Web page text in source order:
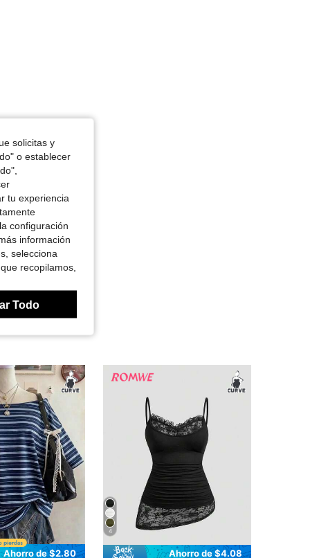
Negro, Talla: 3XL
Ahorro de $2.80
4
Ahorro de $4.08
solicitas y
o establecer
tu experiencia
configuración
información
selecciona
recopilamos,
Todo